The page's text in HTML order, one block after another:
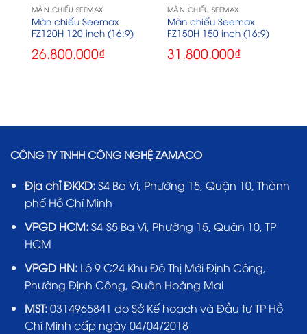
MÀN CHIẾU SEEMAX
Màn chiếu Seemax
FZ120H 120 inch (16:9)
26.800.000₫
MÀN CHIẾU SEEMAX
Màn chiếu Seemax
FZ150H 150 inch (16:9)
31.800.000₫
CÔNG TY TNHH CÔNG NGHỆ ZAMACO
Địa chỉ ĐKKD:S4 Ba Vì, Phường 15, Quận 10, Thành
phố Hồ Chí Minh
VPGD HCM:S4-S5 Ba Vì, Phường 15, Quận 10, TP
HCM
VPGD HN:Lô 9 C24 Khu Đô Thị Mới Định Công,
Phường Định Công, Quận Hoàng Mai
MST:0314965841 do Sở Kế hoạch và Đầu tư TP Hồ
Chí Minh cấp ngày 04/04/2018